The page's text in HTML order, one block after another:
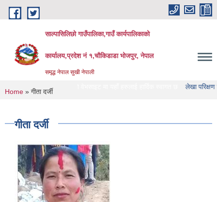
Skip to main content
साल्पासिलिछो गाउँपालिका,गाउँ कार्यपालिकाको
कार्यालय,प्रदेश नं १,चौकिडाडा भोजपुर, नेपाल
समृद्ध नेपाल सुखी नेपाली
गाउँपालिका को वेभसाइट मा यहाँ हरुलाई हार्दिक स्वागत छ लेखा परिक्षण गर्ने
You are here
Home » गीता दर्जी
गीता दर्जी